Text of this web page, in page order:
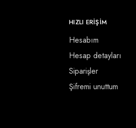
HIZLI ERİŞİM
Hesabım
Hesap detayları
Siparişler
Şifremi unuttum